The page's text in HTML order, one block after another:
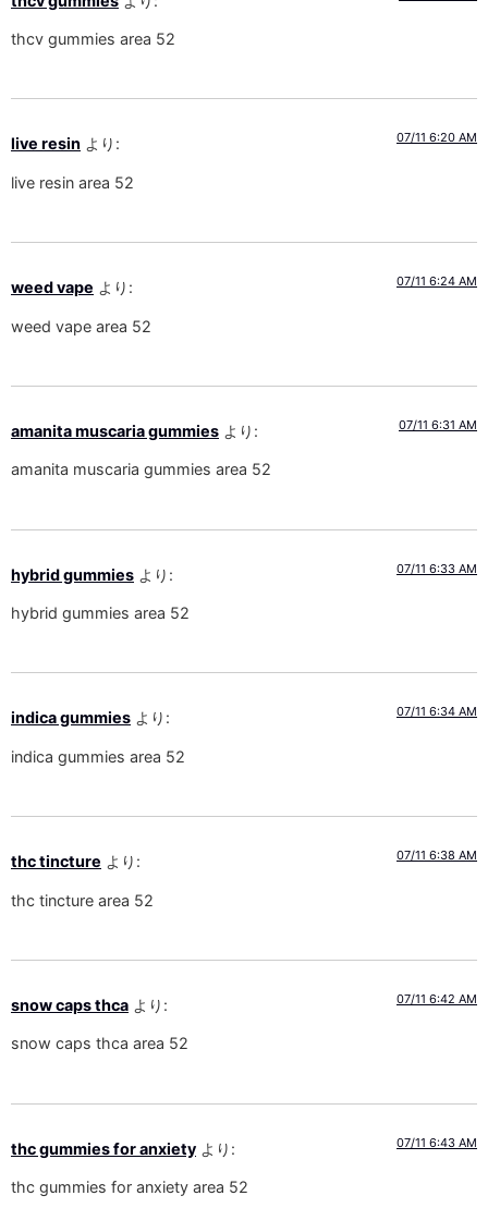
thcv gummies area 52
live resin より: 07/11 6:20 AM
live resin area 52
weed vape より: 07/11 6:24 AM
weed vape area 52
amanita muscaria gummies より: 07/11 6:31 AM
amanita muscaria gummies area 52
hybrid gummies より: 07/11 6:33 AM
hybrid gummies area 52
indica gummies より: 07/11 6:34 AM
indica gummies area 52
thc tincture より: 07/11 6:38 AM
thc tincture area 52
snow caps thca より: 07/11 6:42 AM
snow caps thca area 52
thc gummies for anxiety より: 07/11 6:43 AM
thc gummies for anxiety area 52